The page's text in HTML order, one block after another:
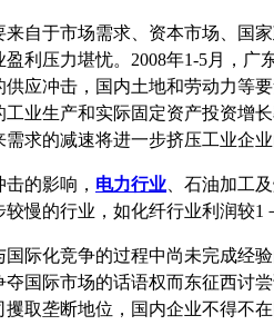
自于市场需求、资本市场、国
利压力堪忧。2008年1-5月，
应冲击，国内土地和劳动力等
工业生产和实际固定资产投资
求的减速将进一步挤压工业企业
的影响， 电力行业 、石油加工
慢的行业，如化纤行业利润较1
际化竞争的过程中尚未完成经
国际市场的话语权而东征西讨
攫取垄断地位，国内企业不得